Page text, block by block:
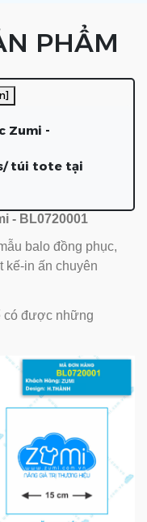
PHẨM
Zumi -
túi tote tại
- BL0720001
balo đồng phục,
kế-in ấn chuyên
có được những